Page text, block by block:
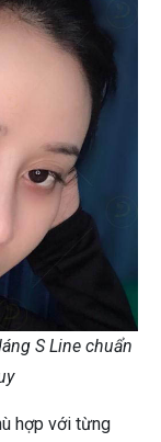
S Line chuẩn
hợp với từng